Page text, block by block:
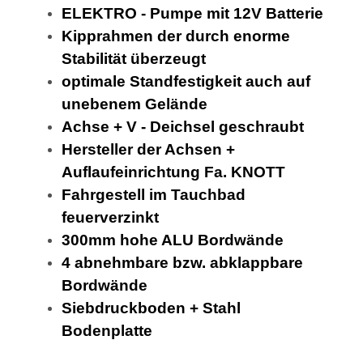
ELEKTRO - Pumpe mit 12V Batterie
Kipprahmen der durch enorme
Stabilität überzeugt
optimale Standfestigkeit auch auf
unebenem Gelände
Achse + V - Deichsel geschraubt
Hersteller der Achsen +
Auflaufeinrichtung Fa. KNOTT
Fahrgestell im Tauchbad
feuerverzinkt
300mm hohe ALU Bordwände
4 abnehmbare bzw. abklappbare
Bordwände
Siebdruckboden + Stahl
Bodenplatte